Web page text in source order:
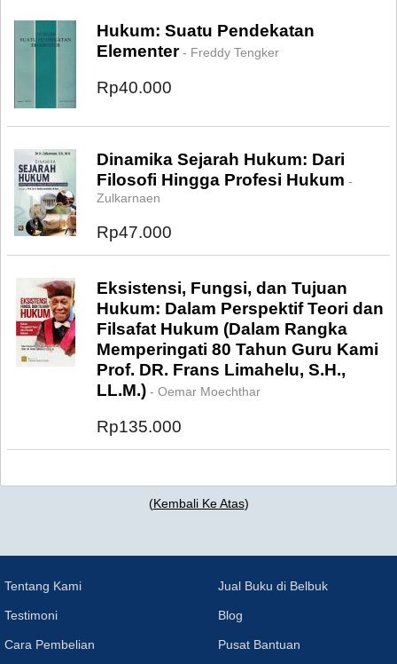
Hukum: Suatu Pendekatan
Elementer- Freddy Tengker
Rp40.000
Dinamika Sejarah Hukum: Dari
Filosofi Hingga Profesi Hukum -
Zulkarnaen
Rp47.000
Eksistensi, Fungsi, dan Tujuan
Hukum: Dalam Perspektif Teori dan
Filsafat Hukum (Dalam Rangka
Memperingati 80 Tahun Guru Kami
Prof. DR. Frans Limahelu, S.H.,
LL.M.) - Oemar Moechthar
Rp135.000
(Kembali Ke Atas)
Tentang Kami
Testimoni
Cara Pembelian
Jual Buku di Belbuk
Blog
Pusat Bantuan